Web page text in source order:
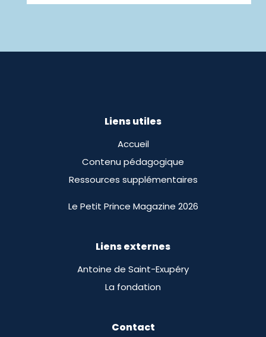
Liens utiles
Accueil
Contenu pédagogique
Ressources supplémentaires
Le Petit Prince Magazine 2026
Liens externes
Antoine de Saint-Exupéry
La fondation
Contact